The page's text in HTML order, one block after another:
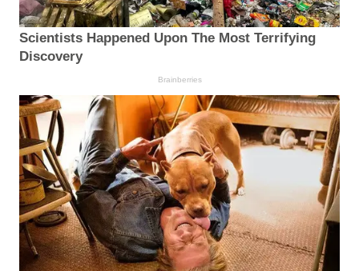
Scientists Happened Upon The Most Terrifying
Discovery
Brainberries